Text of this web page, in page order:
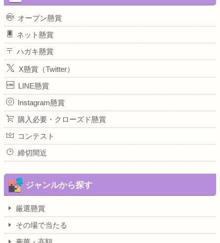
オープン懸賞
ネット懸賞
ハガキ懸賞
X懸賞（Twitter）
LINE懸賞
Instagram懸賞
購入必要・クローズド懸賞
コンテスト
締切間近
ジャンルから探す
厳選懸賞
その場で当たる